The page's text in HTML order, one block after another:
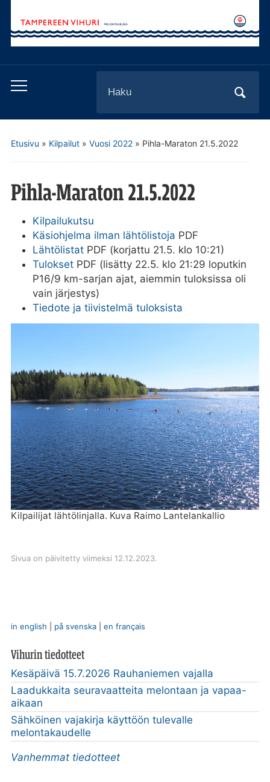
Toggle
for:
Etusivu » Kilpailut» Vuosi 2022» Pihla-Maraton 21.5.2022
Pihla-Maraton 21.5.2022
Kilpailukutsu
Käsiohjelma ilman lähtölistoja PDF
LähtölistatPDF (korjattu 21.5. klo 10:21)
TuloksetPDF (lisätty 22.5. klo 21:29 loputkin
P16/9 km-sarjan ajat, aiemmin tuloksissa oli
vain järjestys)
Tiedote ja tiivistelmä tuloksista
Kilpailijat lähtölinjalla. Kuva Raimo Lantelankallio
Sivua on päivitetty viimeksi 12.12.2023.
in english på svenska| en français
Vihurin tiedotteet
Kesäpäivä 15.7.2026 Rauhaniemen vajalla
Laadukkaita seuravaatteita melontaan ja vapaa-
aikaan
Sähköinen vajakirja käyttöön tulevalle
melontakaudelle
Vanhemmat tiedotteet